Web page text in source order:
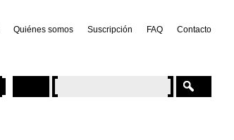
Quiénes somos Suscripción FAQ Contacto